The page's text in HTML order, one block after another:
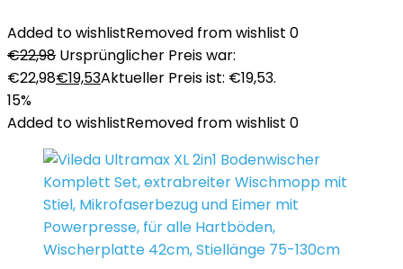
Added to wishlistRemoved from wishlist 0
€22,98 Ursprünglicher Preis war:
€22,98€19,53Aktueller Preis ist: €19,53.
15%
Added to wishlistRemoved from wishlist 0